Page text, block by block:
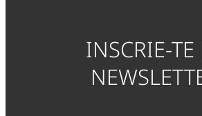
INSCRIE-TE